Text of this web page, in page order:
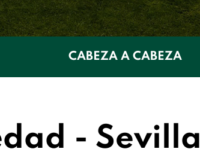
CABEZA A CABEZA
- Sevilla